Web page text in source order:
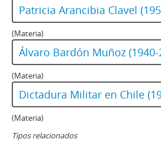
Patricia Arancibia Clavel
(Materia)
Álvaro Bardón Muñoz (1940-
(Materia)
Dictadura Militar en Chile
(Materia)
Tipos relacionados